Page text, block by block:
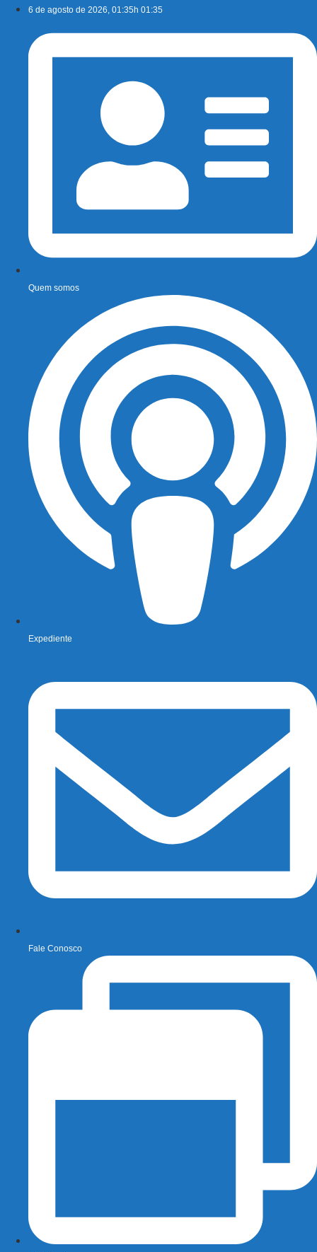
conteúdo
6 de agosto de 2026, 01:35h 01:35
Quem somos
Expediente
Fale Conosco